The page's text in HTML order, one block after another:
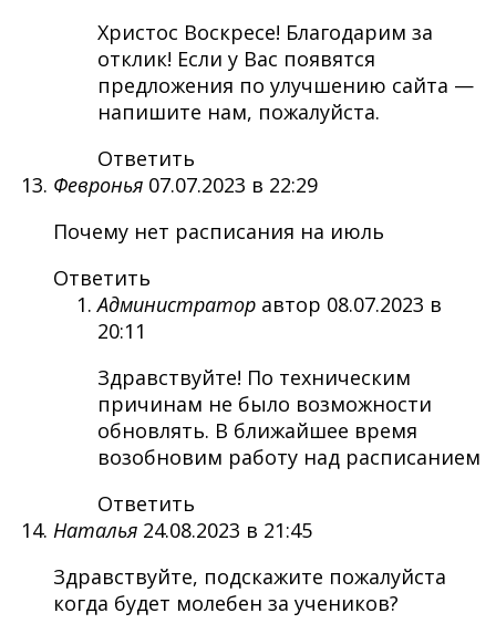
Христос Воскресе! Благодарим за
отклик! Если у Вас появятся
предложения по улучшению сайта —
напишите нам, пожалуйста.
Ответить
Февронья 07.07.2023 в 22:29
Почему нет расписания на июль
Ответить
Администратор автор 08.07.2023 в
20:11
Здравствуйте! По техническим
причинам не было возможности
обновлять. В ближайшее время
возобновим работу над расписанием
Ответить
Наталья 24.08.2023 в 21:45
Здравствуйте, подскажите пожалуйста
когда будет молебен за учеников?